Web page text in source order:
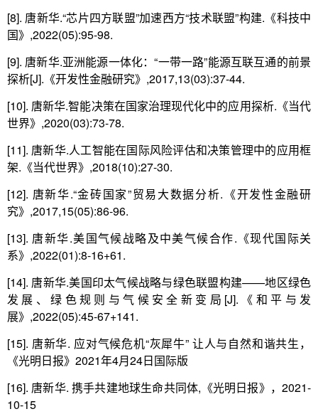
[8]. 唐新华.“芯片四方联盟”加速西方“技术联盟”构建.《科技中
国》,2022(05):95-98.
[9]. 唐新华.亚洲能源一体化：“一带一路”能源互联互通的前景
探析[J].《开发性金融研究》,2017,13(03):37-44.
[10]. 唐新华.智能决策在国家治理现代化中的应用探析.《当代
世界》,2020(03):73-78.
[11]. 唐新华.人工智能在国际风险评估和决策管理中的应用框
架.《当代世界》,2018(10):27-30.
[12]. 唐新华.“金砖国家”贸易大数据分析.《开发性金融研
究》,2017,15(05):86-96.
[13]. 唐新华.美国气候战略及中美气候合作.《现代国际关
系》,2022(01):8-16+61.
[14]. 唐新华.美国印太气候战略与绿色联盟构建——地区绿色
发展、绿色规则与气候安全新变局[J].《和平与发
展》,2022(05):45-67+141.
[15]. 唐新华. 应对气候危机“灰犀牛” 让人与自然和谐共生，
《光明日报》2021年4月24日国际版
[16]. 唐新华. 携手共建地球生命共同体,《光明日报》，2021-
10-15